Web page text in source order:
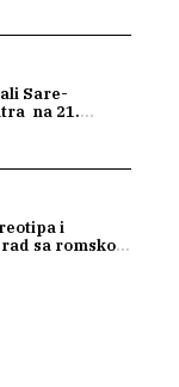
Sare-
na 21.
i
sa romskom